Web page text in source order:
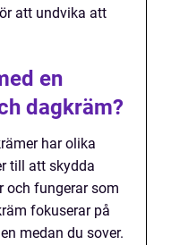
att undvika att
en
dagkräm?
har olika
till att skydda
och fungerar som
fokuserar på
medan du sover.